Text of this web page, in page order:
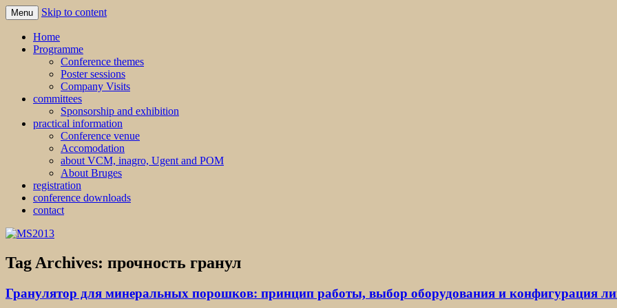
MS2013
Menu Skip to content
Home
Programme
Conference themes
Poster sessions
Company Visits
committees
Sponsorship and exhibition
practical information
Conference venue
Accomodation
about VCM, inagro, Ugent and POM
About Bruges
registration
conference downloads
contact
Tag Archives: прочность гранул
Гранулятор для минеральных порошков: принцип работы, выбор оборудования и конфигурация